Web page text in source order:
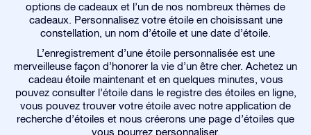
options de cadeaux et l’un de nos nombreux thèmes de
cadeaux. Personnalisez votre étoile en choisissant une
constellation, un nom d’étoile et une date d’étoile.
L’enregistrement d’une étoile personnalisée est une
merveilleuse façon d’honorer la vie d’un être cher. Achetez un
cadeau étoile maintenant et en quelques minutes, vous
pouvez consulter l’étoile dans le registre des étoiles en ligne,
vous pouvez trouver votre étoile avec notre application de
recherche d’étoiles et nous créerons une page d’étoiles que
vous pourrez personnaliser.